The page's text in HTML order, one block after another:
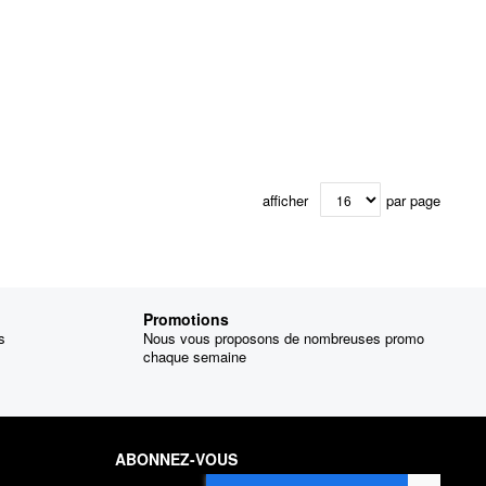
afficher par page
Promotions
Nous vous proposons de nombreuses promo
chaque semaine
ABONNEZ-VOUS